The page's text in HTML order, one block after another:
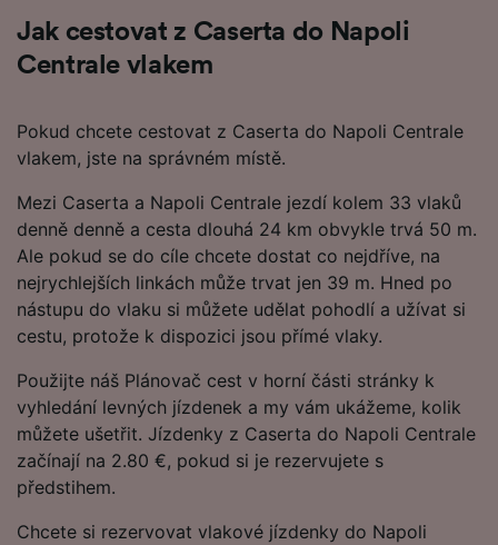
Jak cestovat z Caserta do Napoli
Centrale vlakem
Pokud chcete cestovat z Caserta do Napoli Centrale
vlakem, jste na správném místě.
Mezi Caserta a Napoli Centrale jezdí kolem 33 vlaků
denně denně a cesta dlouhá 24 km obvykle trvá 50 m.
Ale pokud se do cíle chcete dostat co nejdříve, na
nejrychlejších linkách může trvat jen 39 m. Hned po
nástupu do vlaku si můžete udělat pohodlí a užívat si
cestu, protože k dispozici jsou přímé vlaky.
Použijte náš Plánovač cest v horní části stránky k
vyhledání levných jízdenek a my vám ukážeme, kolik
můžete ušetřit. Jízdenky z Caserta do Napoli Centrale
začínají na 2.80 €, pokud si je rezervujete s
předstihem.
Chcete si rezervovat vlakové jízdenky do Napoli